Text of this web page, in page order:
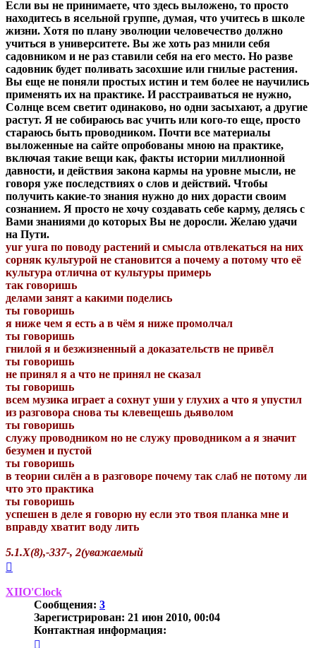
Если вы не принимаете, что здесь выложено, то просто
находитесь в ясельной группе, думая, что учитесь в школе
жизни. Хотя по плану эволюции человечество должно
учиться в университете. Вы же хоть раз мнили себя
садовником и не раз ставили себя на его место. Но разве
садовник будет поливать засохшие или гнилые растения.
Вы еще не поняли простых истин и тем более не научились
применять их на практике. И расстраиваться не нужно,
Солнце всем светит одинаково, но одни засыхают, а другие
растут. Я не собираюсь вас учить или кого-то еще, просто
стараюсь быть проводником. Почти все материалы
выложенные на сайте опробованы мною на практике,
включая такие вещи как, факты истории миллионной
давности, и действия закона кармы на уровне мысли, не
говоря уже последствиях о слов и действий. Чтобы
получить какие-то знания нужно до них дорасти своим
сознанием. Я просто не хочу создавать себе карму, делясь с
Вами знаниями до которых Вы не доросли. Желаю удачи
на Пути.
yur yura по поводу растений и смысла отвлекаться на них
сорняк культурой не становится а почему а потому что её
культура отлична от культуры примерь
так говоришь
делами занят а какими поделись
ты говоришь
я ниже чем я есть а в чём я ниже промолчал
ты говоришь
гнилой я и безжизненный а доказательств не привёл
ты говоришь
не принял я а что не принял не сказал
ты говоришь
всем музика играет а сохнут уши у глухих а что я упустил
из разговора снова ты клевещешь дьяволом
ты говоришь
служу проводником но не служу проводником а я значит
безумен и пустой
ты говоришь
в теории силён а в разговоре почему так слаб не потому ли
что это практика
ты говоришь
успешен в деле я говорю ну если это твоя планка мне и
вправду хватит воду лить
5.1.Х(8),-337-, 2(уважаемый
началу
XIIO'Clock
Сообщения: 3
Зарегистрирован: 21 июн 2010, 00:04
Контактная информация: